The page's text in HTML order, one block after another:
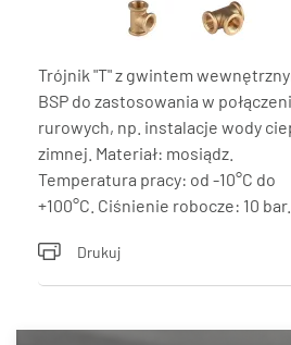
Trójnik "T" z gwintem
BSP do zastosowania w
rurowych, np. instalacje wody
zimnej. Materiał: mosiądz.
Temperatura pracy: od -10°C do
+100°C. Ciśnienie robocze: 10 bar.
Drukuj